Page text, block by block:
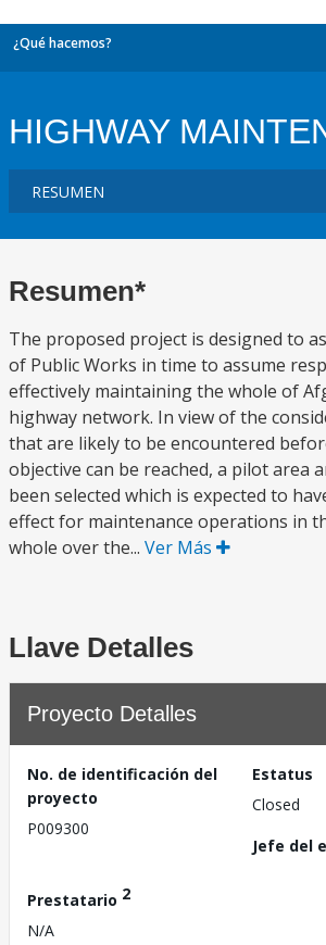
¿Qué hacemos?
HIGHWAY
Resumen*
The proposed project is designed to
of Public Works in time to assume
effectively maintaining the whole of
highway network. In view of the
that are likely to be encountered
objective can be reached, a pilot area
been selected which is expected to
effect for maintenance operations in
whole over the... Ver Más
Llave Detalles
Proyecto Detalles
No. de identificación del
proyecto
P009300
Estatus
Closed
Jefe del
Prestatario 2
N/A